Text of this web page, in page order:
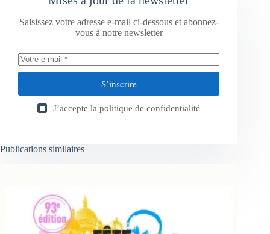
Saisissez votre adresse e-mail ci-dessous et abonnez-
vous à notre newsletter
S’inscrire
J’accepte la politique de confidentialité
Publications similaires